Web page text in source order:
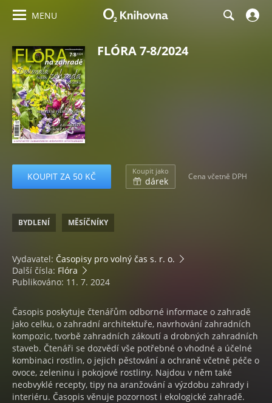
MENU
FLÓRA 7-8/2024
KOUPIT ZA 50 KČ Koupit jako
dárek Cena včetně DPH
BYDLENÍ MĚSÍČNÍKY
Vydavatel: Časopisy pro volný čas s. r. o.
Další čísla: Flóra
Publikováno: 11. 7. 2024
Časopis poskytuje čtenářům odborné informace o zahradě
jako celku, o zahradní architektuře, navrhování zahradních
kompozic, tvorbě zahradních zákoutí a drobných zahradních
staveb. Čtenáři se dozvědí vše potřebné o vhodné a účelné
kombinaci rostlin, o jejich pěstování a ochraně včetně péče o
ovoce, zeleninu i pokojové rostliny. Najdou v něm také
neobvyklé recepty, tipy na aranžování a výzdobu zahrady i
interiéru. Časopis věnuje pozornost i ekologické zahradě.